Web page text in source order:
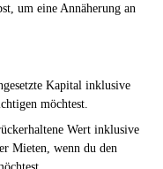
um eine Annäherung an
Kapital inklusive
möchtest.
Wert inklusive
Mieten, wenn du den